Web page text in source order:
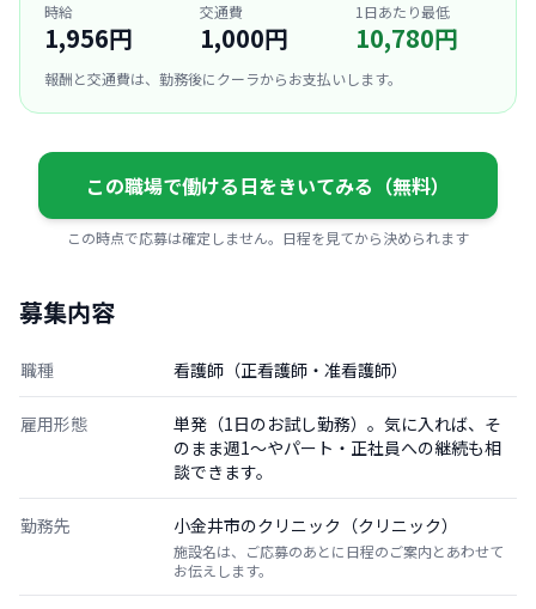
時給
1,956円
交通費
1,000円
1日あたり最低
10,780円
報酬と交通費は、勤務後にクーラからお支払いします。
この職場で働ける日をきいてみる（無料）
この時点で応募は確定しません。日程を見てから決められます
募集内容
職種 看護師（正看護師・准看護師）
雇用形態
単発（1日のお試し勤務）。気に入れば、そ
のまま週1〜やパート・正社員への継続も相
談できます。
勤務先 小金井市のクリニック（クリニック）
施設名は、ご応募のあとに日程のご案内とあわせて
お伝えします。